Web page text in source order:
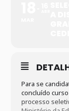
Para se
concluído
processo